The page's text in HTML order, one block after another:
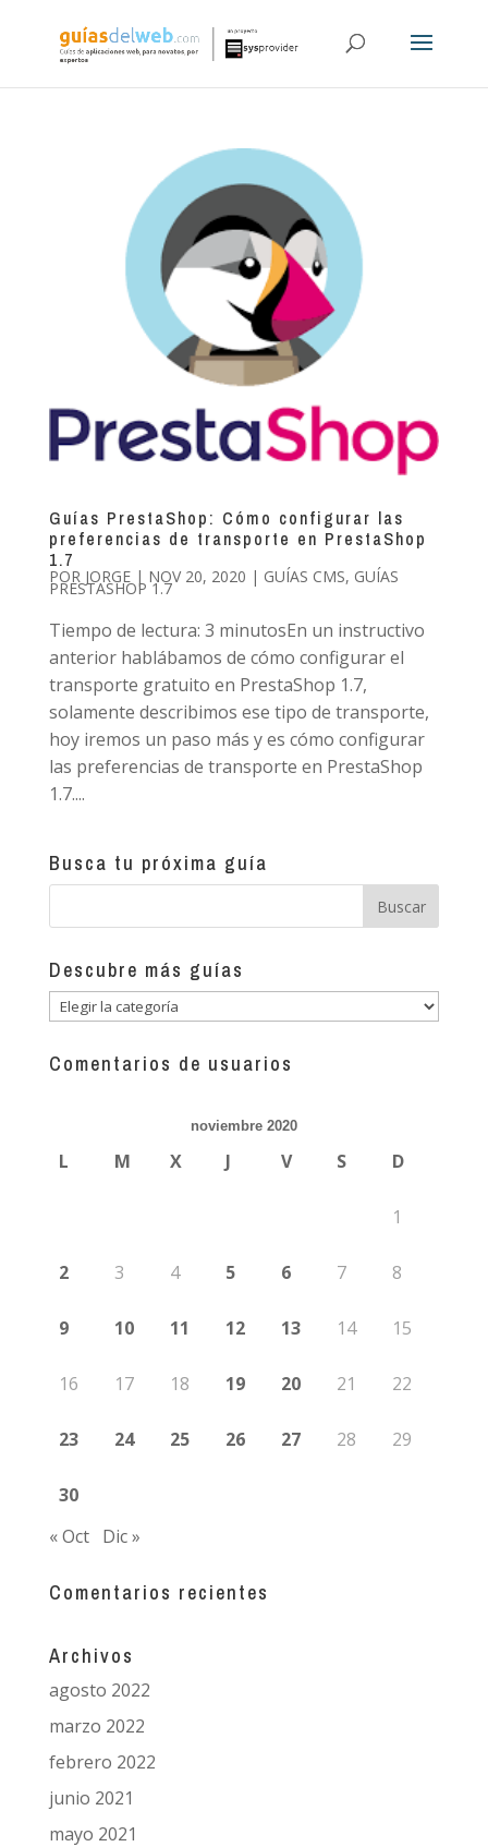
Guías PrestaShop: Cómo configurar las
preferencias de transporte en PrestaShop
1.7
POR JORGE| NOV 20, 2020 | GUÍAS CMS, GUÍAS
PRESTASHOP 1.7
Tiempo de lectura: 3 minutosEn un instructivo
anterior hablábamos de cómo configurar el
transporte gratuito en PrestaShop 1.7,
solamente describimos ese tipo de transporte,
hoy iremos un paso más y es cómo configurar
las preferencias de transporte en PrestaShop
1.7....
Busca tu próxima guía
Descubre más guías
Descubre
guías
Comentarios de usuarios
noviembre 2020
L M X J V S D
1
2 3 4 5 6 7 8
9 10 11 12 13 14 15
16 17 18 19 20 21 22
23 24 25 26 27 28 29
30
« Oct
Dic »
Comentarios recientes
Archivos
agosto 2022
marzo 2022
febrero 2022
junio 2021
mayo 2021